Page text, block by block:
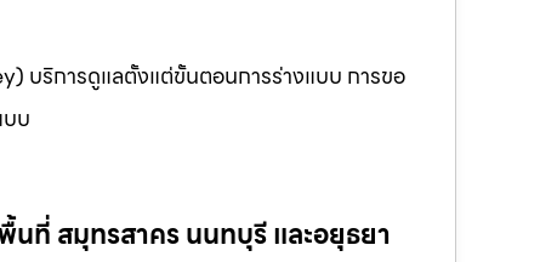
บริการดูแลตั้งแต่ขั้นตอนการร่างแบบ การขอ
บ
นที่ สมุทรสาคร นนทบุรี และอยุธยา